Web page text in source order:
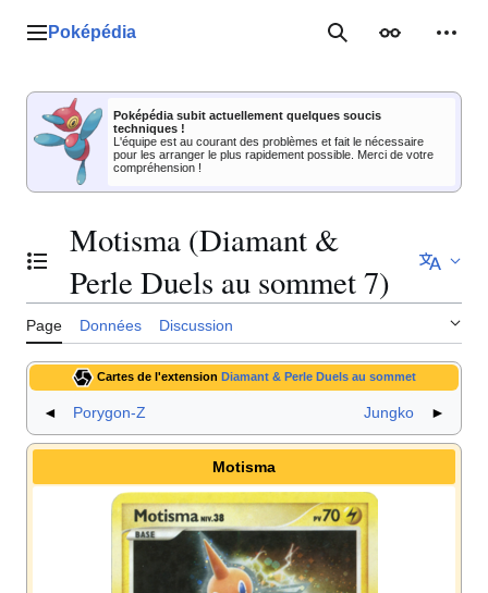
Menu principal
Poképédia RechercherApparence
Poképédia subit actuellement quelques soucis
techniques !
L'équipe est au courant des problèmes et fait le nécessaire
pour les arranger le plus rapidement possible. Merci de votre
compréhension !
Basculer la table des matières
Motisma (Diamant &
Perle Duels au sommet 7)
Page Données Discussion
Cartes de l'extension Diamant & Perle Duels au sommet
◄ Porygon-Z Jungko ►
Motisma